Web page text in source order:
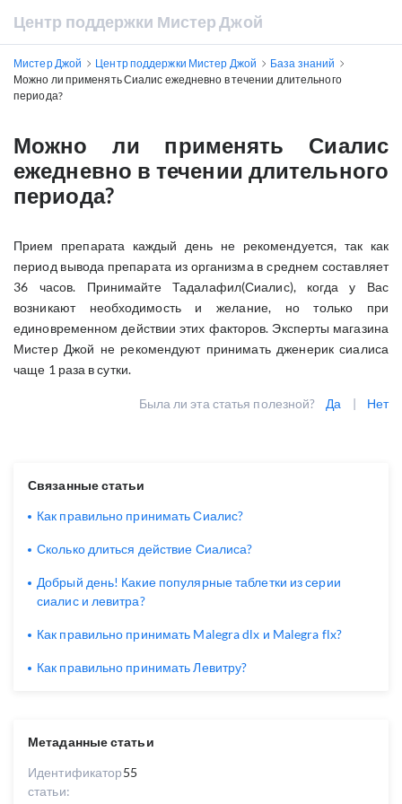
Центр поддержки Мистер Джой
Мистер Джой Центр поддержки Мистер Джой
База знаний
Можно ли применять Сиалис ежедневно в течении длительного
периода?
Можно ли применять Сиалис
ежедневно в течении длительного
периода?
Прием препарата каждый день не рекомендуется, так как
период вывода препарата из организма в среднем составляет
36 часов. Принимайте Тадалафил(Сиалис), когда у Вас
возникают необходимость и желание, но только при
единовременном действии этих факторов. Эксперты магазина
Мистер Джой не рекомендуют принимать дженерик сиалиса
чаще 1 раза в сутки.
Была ли эта статья полезной? Да | Нет
Метаданные статьи
Идентификатор
статьи:
55
Связанные статьи
Как правильно принимать Сиалис?
Сколько длиться действие Сиалиса?
Добрый день! Какие популярные таблетки из серии
сиалис и левитра?
Как правильно принимать Malegra dlx и Malegra flx?
Как правильно принимать Левитру?